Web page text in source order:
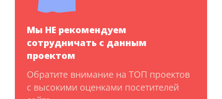
Мы НЕ рекомендуем
сотрудничать с данным
проектом
Обратите внимание на ТОП проектов
с высокими оценками посетителей